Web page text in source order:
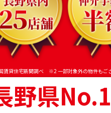
賃貸住宅新聞調べ ※2 一部対象外の物件もご
野県No.1